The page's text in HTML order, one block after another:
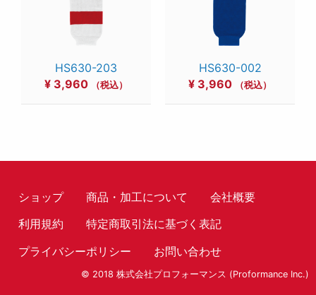
HS630-203
¥ 3,960 （税込）
HS630-002
¥ 3,960 （税込）
ショップ 商品・加工について
会社概要
利用規約
特定商取引法に基づく表記
プライバシーポリシー
お問い合わせ
© 2018 株式会社プロフォーマンス (Proformance Inc.)